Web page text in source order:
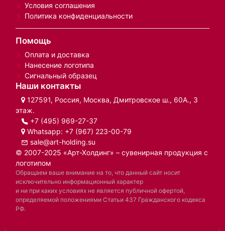
Условия соглашения
Политика конфиденциальности
Помощь
Оплата и доставка
Нанесение логотипа
Сигнальный образец
Наши контакты
127591, Россия, Москва, Дмитровское ш., 60А., 3
этаж.
+7 (495) 969-27-37
Whatsapp: +7 (967) 223-00-79
sale@art-holding.su
© 2007-2025 «Арт-Холдинг» – сувенирная продукция с
логотипом
Обращаем ваше внимание на то, что данный сайт носит
исключительно информационный характер
и ни при каких условиях не является публичной офертой,
определяемой положениями Статьи 437 Гражданского кодекса
РФ.